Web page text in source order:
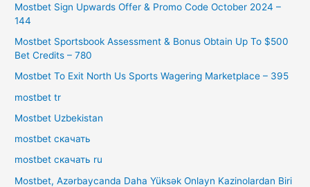
Mostbet Sign Upwards Offer & Promo Code October 2024 –
144
Mostbet Sportsbook Assessment & Bonus Obtain Up To $500
Bet Credits – 780
Mostbet To Exit North Us Sports Wagering Marketplace – 395
mostbet tr
Mostbet Uzbekistan
mostbet скачать
mostbet скачать ru
Mostbet, Azərbaycanda Daha Yüksək Onlayn Kazinolardan Biri